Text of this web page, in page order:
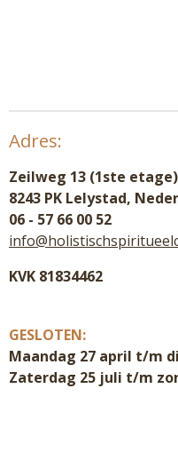
Adres:
Zeilweg 13 (1ste etage)
8243 PK Lelystad,
06 - 57 66 00 52
KVK 81834462
GESLOTEN:
Maandag 27 april t/m
Zaterdag 25 juli t/m